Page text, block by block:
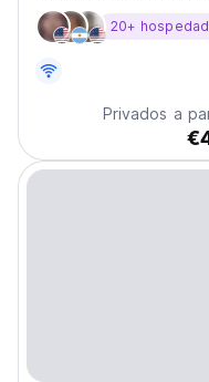
primeira noite de
reserva. Isto é para
Oahu...
20+
Privados a